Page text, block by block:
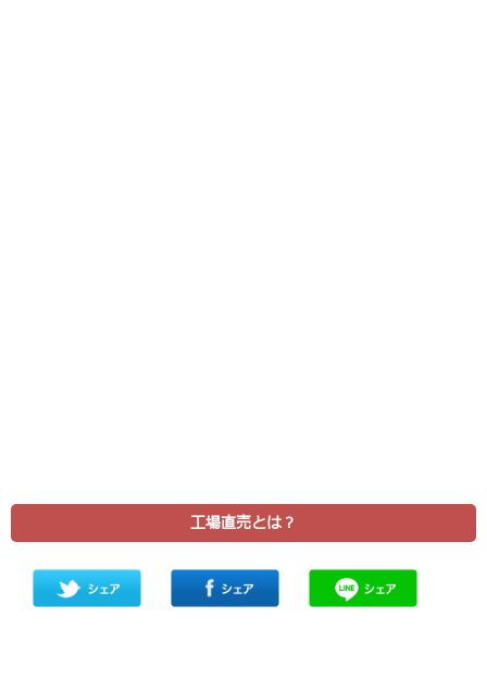
工場直売とは？